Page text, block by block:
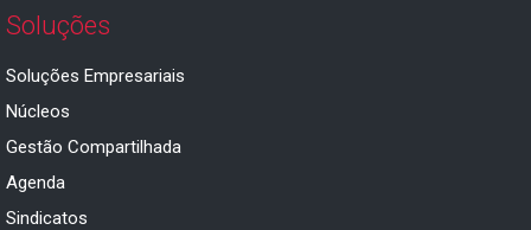
Soluções
Soluções Empresariais
Núcleos
Gestão Compartilhada
Agenda
Sindicatos